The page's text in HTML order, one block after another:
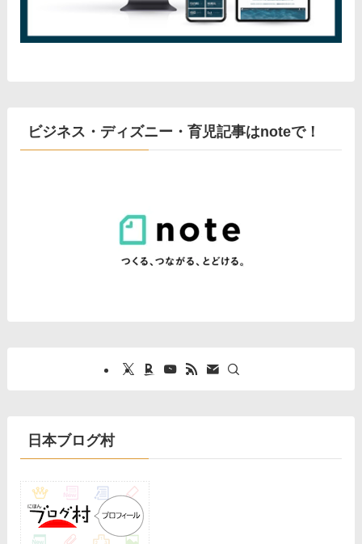
ビジネス・ディズニー・育児記事はnoteで！
日本ブログ村